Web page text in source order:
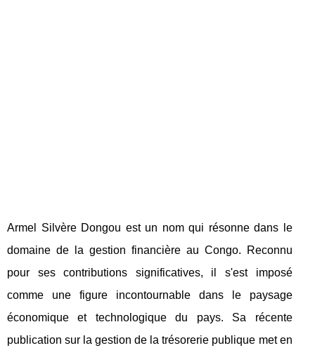
Armel Silvère Dongou est un nom qui résonne dans le
domaine de la gestion financière au Congo. Reconnu
pour ses contributions significatives, il s'est imposé
comme une figure incontournable dans le paysage
économique et technologique du pays. Sa récente
publication sur la gestion de la trésorerie publique met en